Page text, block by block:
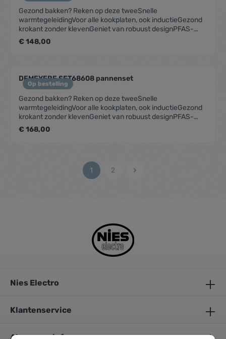
Gezond bakken? Reken op deze tweeSnelle
warmtegeleidingVoor alle kookplaten, ook inductieGezond
krokant zonder klevenGeniet van robuust designPFAS-
vrije keramische antikleeflaag
€ 148,00
Op bestelling
DEMEYERE SET68608 pannenset
Gezond bakken? Reken op deze tweeSnelle
warmtegeleidingVoor alle kookplaten, ook inductieGezond
krokant zonder klevenGeniet van robuust designPFAS-
vrije keramische antikleeflaag
€ 168,00
1 2
Nies Electro
Klantenservice
Algemene info